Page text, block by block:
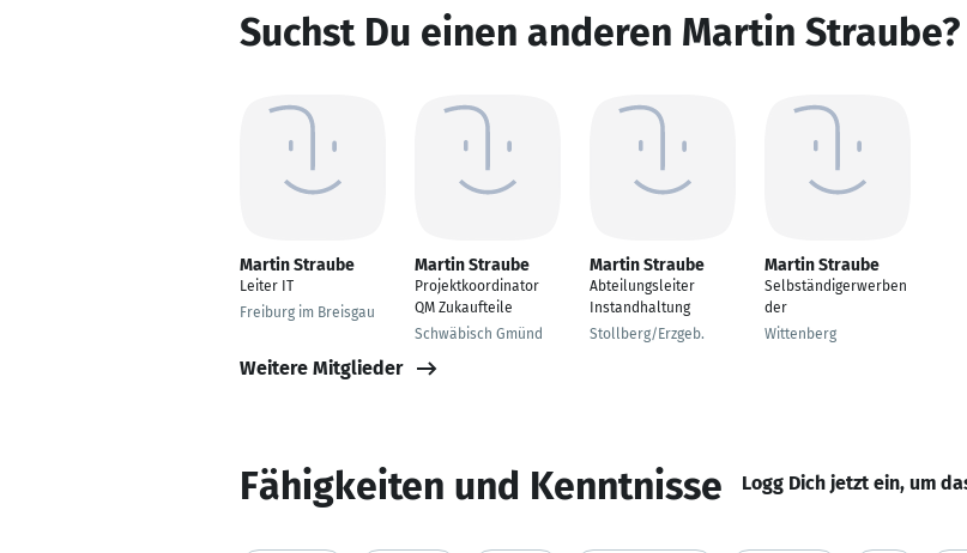
Suchst Du einen anderen Martin Straube?
Martin Straube
Leiter IT
Freiburg im Breisgau
Martin Straube
Projektkoordinator
QM Zukaufteile
Schwäbisch Gmünd
Martin Straube
Abteilungsleiter
Instandhaltung
Stollberg/Erzgeb.
Martin Straube
Selbständigerwerben
der
Wittenberg
Weitere Mitglieder
Fähigkeiten und Kenntnisse Logg Dich jetzt ein, um